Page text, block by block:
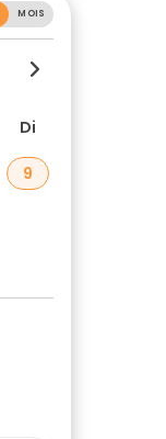
MOIS
Di
9